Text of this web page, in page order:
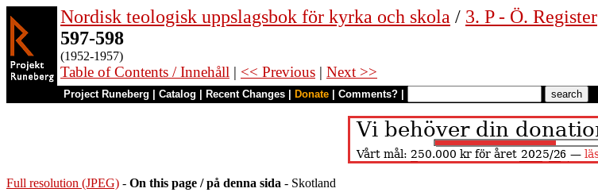
Nordisk teologisk uppslagsbok för kyrka och skola / 3. P - Ö. Register
597-598
(1952-1957)
Table of Contents / Innehåll | << Previous | Next >>
Project Runeberg Catalog Recent Changes Donate Comments?
Full resolution (JPEG) - On this page / på denna sida - Skotland